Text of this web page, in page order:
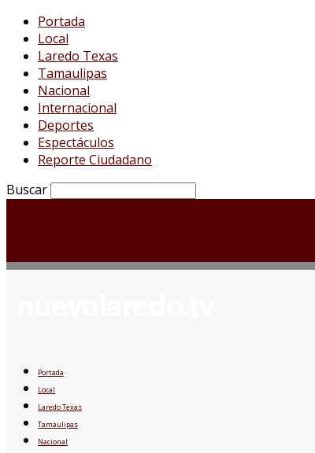
Portada
Local
Laredo Texas
Tamaulipas
Nacional
Internacional
Deportes
Espectáculos
Reporte Ciudadano
Buscar
Portada
Local
Laredo Texas
Tamaulipas
Nacional